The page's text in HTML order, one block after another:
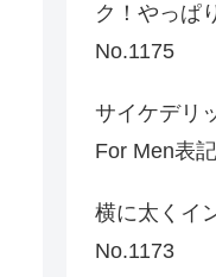
ク！やっぱ
No.1175
サイケデリ
For Men表
横に太くイ
No.1173